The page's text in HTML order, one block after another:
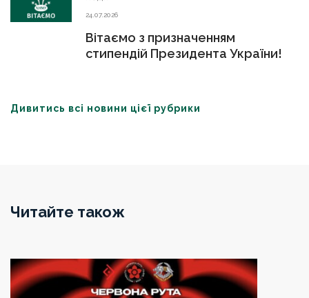
24.07.2026
Вітаємо з призначенням
стипендій Президента України!
Дивитись всі новини цієї рубрики
Читайте також